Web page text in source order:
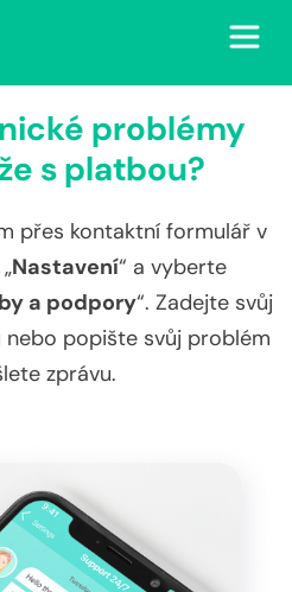
problémy
s platbou?
přes kontaktní formulář v
Nastavení“ a vyberte
a podpory“. Zadejte svůj
popište svůj problém
zprávu.